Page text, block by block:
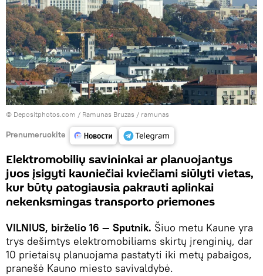
© Depositphotos.com / Ramunas Bruzas / ramunas
Prenumeruokite
Elektromobilių savininkai ar planuojantys
juos įsigyti kauniečiai kviečiami siūlyti vietas,
kur būtų patogiausia pakrauti aplinkai
nekenksmingas transporto priemones
VILNIUS, birželio 16 — Sputnik. Šiuo metu Kaune yra
trys dešimtys elektromobiliams skirtų įrenginių, dar
10 prietaisų planuojama pastatyti iki metų pabaigos,
pranešė Kauno miesto savivaldybė.